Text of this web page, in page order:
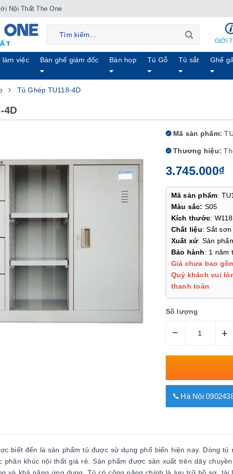
Nội Thất The One
GIỚI
làm việc Bàn ghế giám đốc Bàn họp Tủ Gỗ Tủ sắt Ghế
Tủ Ghép TU118-4D
4D
Mã sản phẩm:
Thương hiệu:
3.745.000₫
Mã sản phẩm:
Màu sắc: S05
Kích thước:
Chất liệu: Sắt
Xuất xứ: Sản
Bảo hành: 1 năm
Giá chưa bao
Quý khách vui
thanh toán
Số lượng
– +
Hà Nội
biết đến là sản phẩm tủ được sử dụng phổ biến hiện nay. Dòng
phân khúc nội thất giá rẻ. Sản phẩm được sản xuất trên dây